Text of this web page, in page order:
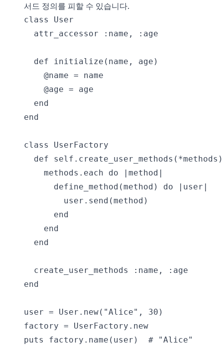
서드 정의를 피할 수 있습니다.
class User
  attr_accessor :name, :age
  def initialize(name, age)
    @name = name
    @age = age
  end
end
class UserFactory
  def self.create_user_methods(*methods)
    methods.each do |method|
      define_method(method) do |user|
        user.send(method)
      end
    end
  end
  create_user_methods :name, :age
end
user = User.new("Alice", 30)
factory = UserFactory.new
puts factory.name(user)  # "Alice"